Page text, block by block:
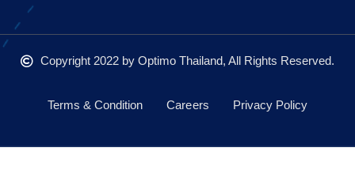
Copyright 2022 by Optimo Thailand, All Rights Reserved.
Terms & Condition Careers Privacy Policy